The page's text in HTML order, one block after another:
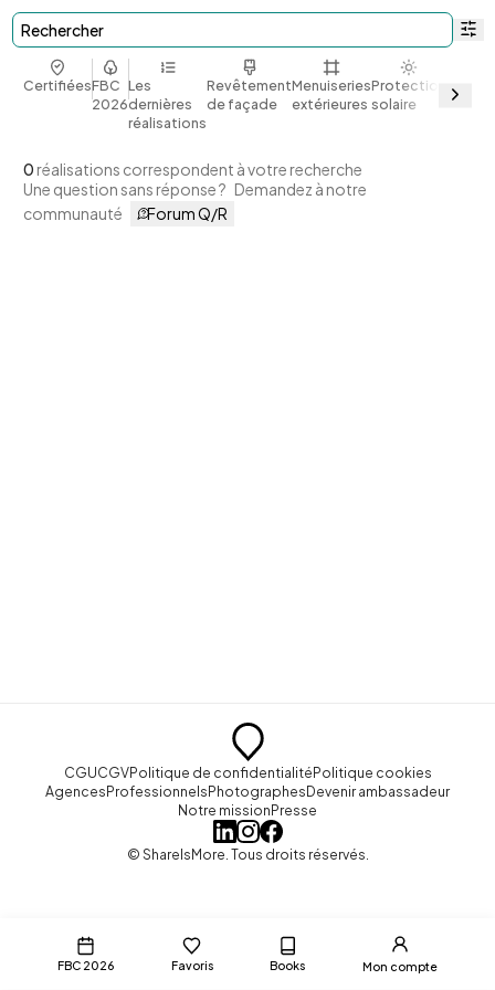
FBC 2026 Favoris Books Mon compte
Rechercher
CertifiéesFBC
2026
Les
dernières
réalisations
Revêtement
de façade
Menuiseries
extérieures
Protection
solaire
Bio et
0 réalisations correspondent à votre recherche
Une question sans réponse ? Demandez à notre
communauté
Forum Q/R
CGUCGVPolitique de confidentialitéPolitique cookies
AgencesProfessionnelsPhotographesDevenir ambassadeur
Notre missionPresse
© ShareIsMore. Tous droits réservés.